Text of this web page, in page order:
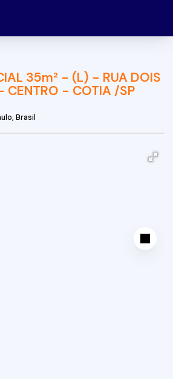
35m² - (L) - RUA DOIS
CENTRO - COTIA /SP
, Brasil